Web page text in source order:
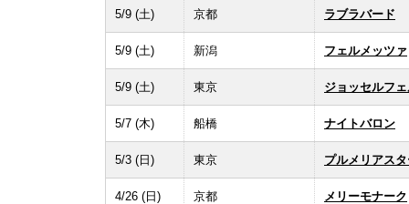
5/9 (土) 京都 ラブラバード
5/9 (土) 新潟 フェルメッツァ
5/9 (土) 東京 ジョッセルフ
5/7 (木) 船橋 ナイトバロン
5/3 (日) 東京 プルメリアス
4/26 (日) 京都 メリーモナーク